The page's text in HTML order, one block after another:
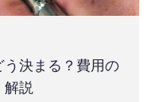
決まる？費用の
解説